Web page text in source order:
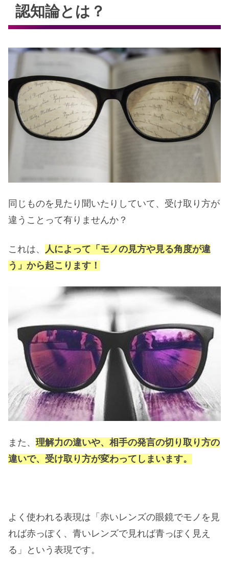
認知論とは？
同じものを見たり聞いたりしていて、受け取り方が
違うことって有りませんか？
これは、 人によって「モノの見方や見る角度が違
う」から起こります！
また、 理解力の違いや、相手の発言の切り取り方の
違いで、受け取り方が変わってしまいます。
よく使われる表現は「赤いレンズの眼鏡でモノを見
れば赤っぽく、青いレンズで見れば青っぽく見え
る」という表現です。